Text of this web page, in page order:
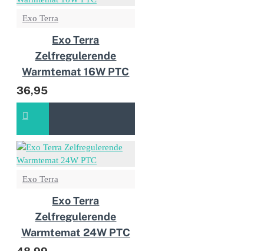
Exo Terra
Exo Terra
Zelfregulerende
Warmtemat 16W PTC
36,95
Exo Terra
Exo Terra
Zelfregulerende
Warmtemat 24W PTC